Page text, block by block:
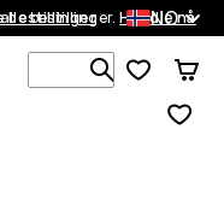
bestillinger.Handle nå
bestillinger NO
Søk blant 1